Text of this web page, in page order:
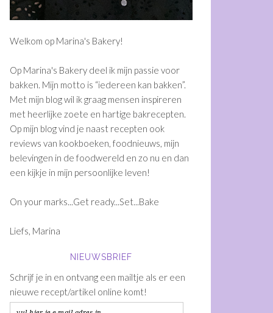
Welkom op Marina's Bakery!
Op Marina's Bakery deel ik mijn passie voor
bakken. Mijn motto is “iedereen kan bakken”.
Met mijn blog wil ik graag mensen inspireren
met heerlijke zoete en hartige bakrecepten.
Op mijn blog vind je naast recepten ook
reviews van kookboeken, foodnieuws, mijn
belevingen in de foodwereld en zo nu en dan
een kijkje in mijn persoonlijke leven!
On your marks...Get ready...Set...Bake
Liefs, Marina
NIEUWSBRIEF
Schrijf je in en ontvang een mailtje als er een
nieuwe recept/artikel online komt!
vul